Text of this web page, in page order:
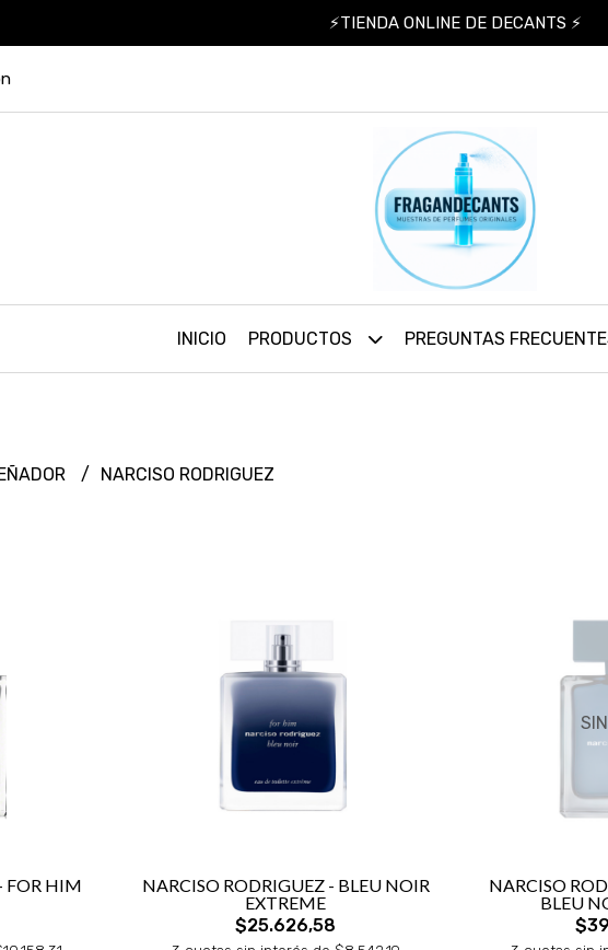
⚡TIENDA ONLINE DE DECANTS ⚡
INICIO PRODUCTOS PREGUNTAS
NARCISO RODRIGUEZ
FOR HIM
NARCISO RODRIGUEZ - BLEU NOIR
EXTREME
$25.626,58
NARCISO
BLEU